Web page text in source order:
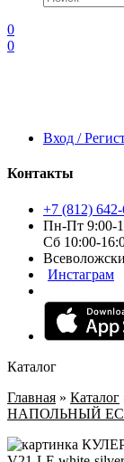
0
0
Вход /
Контакты
+7 (812)
Пн-Пт 9:00-
Сб 10:00-
Инстаграм
Каталог
Главная » Каталог
НАПОЛЬНЫЙ